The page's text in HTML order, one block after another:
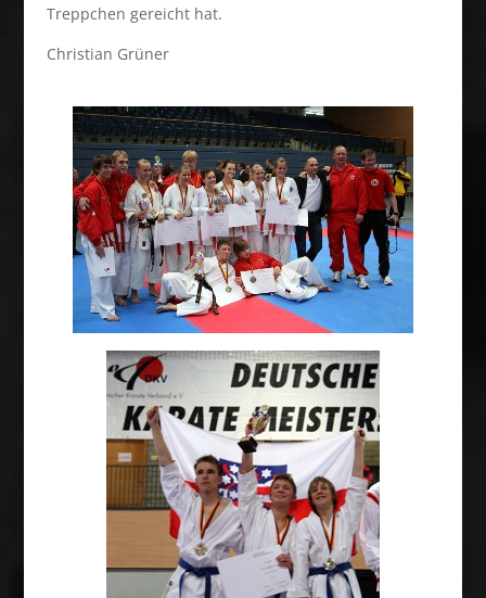
Treppchen gereicht hat.
Christian Grüner